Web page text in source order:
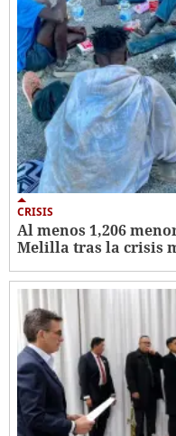
CRISIS
Al menos 1,206
Melilla tras la crisis